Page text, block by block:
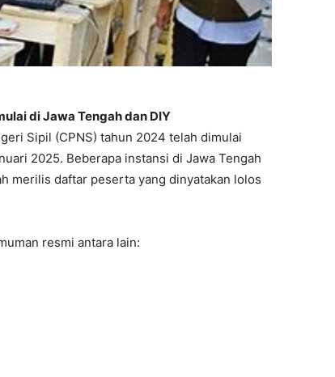
di Jawa Tengah dan DIY
Sipil (CPNS) tahun 2024 telah dimulai
2025. Beberapa instansi di Jawa Tengah
merilis daftar peserta yang dinyatakan lolos
resmi antara lain: